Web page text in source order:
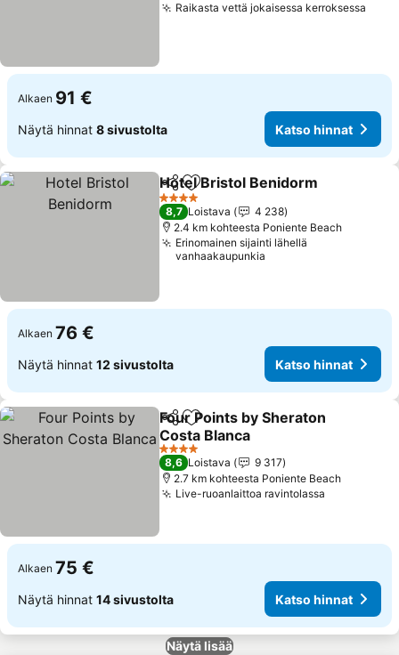
Raikasta vettä jokaisessa kerroksessa
Alkaen 91 €
Näytä hinnat 8 sivustolta Katso hinnat
Jaa Lisää suosikkeihin
Hotel Bristol Benidorm
4 Tähtiluokitus
8,7 Loistava
4 238
2.4 km kohteesta Poniente Beach
Erinomainen sijainti lähellä
vanhaakaupunkia
Alkaen 76 €
Näytä hinnat 12 sivustolta Katso hinnat
Jaa Lisää suosikkeihin
Four Points by Sheraton
Costa Blanca
4 Tähtiluokitus
8,6 Loistava
9 317
2.7 km kohteesta Poniente Beach
Live-ruoanlaittoa ravintolassa
Alkaen 75 €
Näytä hinnat 14 sivustolta Katso hinnat
Näytä lisää